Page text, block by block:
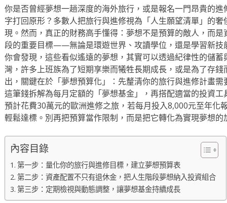
你是否曾經夢想一趟深度的海外旅行，或是報名一門昂貴的
字打回原形？多數人把旅行與進修視為「人生願望清單」的
現。然而，真正的財務高手懂得：夢想不是預算的敵人，而
段的重要目標——無論是環遊世界、攻讀學位，還是學習新
你會發現，這些看似遙遠的夢想，其實可以透過紀律性的儲
灣，許多上班族為了短期享樂而犧牲長期成長，或是為了存
出，關鍵在於「夢想預算化」：先釐清你的旅行與進修計畫
這筆錢拆解為每月定額的「夢想基金」，再搭配適當的投資
預計花費30萬元的歐洲進修之旅，若每月投入8,000元至年化
輕鬆達標。別再把預算當作限制，而是把它轉化為實現夢想的
內容目錄
第一步：量化你的旅行與進修目標，建立夢想預算表
第二步：資產配置不只有退休金，把人生階段夢想納入投資組合
第三步：定期檢視與動態調整，讓夢想基金持續成長